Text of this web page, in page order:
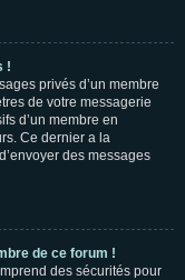
!
privés d’un membre
de votre messagerie
d’un membre en
Ce dernier a la
des messages
de ce forum !
des sécurités pour